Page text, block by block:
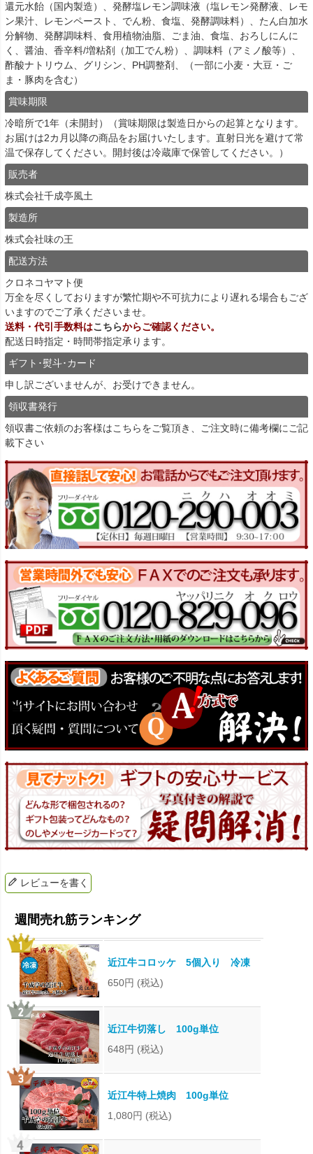
還元水飴（国内製造）、発酵塩レモン調味液（塩レモン発酵液、レモ
ン果汁、レモンペースト、でん粉、食塩、発酵調味料）、たん白加水
分解物、発酵調味料、食用植物油脂、ごま油、食塩、おろしにんに
く、醤油、香辛料/増粘剤（加工でん粉）、調味料（アミノ酸等）、
酢酸ナトリウム、グリシン、PH調整剤、（一部に小麦・大豆・ご
ま・豚肉を含む）
賞味期限
冷暗所で1年（未開封）（賞味期限は製造日からの起算となります。
お届けは2カ月以降の商品をお届けいたします。直射日光を避けて常
温で保存してください。開封後は冷蔵庫で保管してください。）
販売者
株式会社千成亭風土
製造所
株式会社味の王
配送方法
クロネコヤマト便
万全を尽くしておりますが繁忙期や不可抗力により遅れる場合もござ
いますのでご了承くださいませ。
送料・代引手数料はこちらからご確認ください。
配送日時指定・時間帯指定承ります。
ギフト･熨斗･カード
申し訳ございませんが、お受けできません。
領収書発行
領収書ご依頼のお客様はこちらをご覧頂き、ご注文時に備考欄にご記
載下さい
レビューを書く
近江牛コロッケ 5個入り 冷凍
650円 (税込)
近江牛切落し 100g単位
648円 (税込)
近江牛特上焼肉 100g単位
1,080円 (税込)